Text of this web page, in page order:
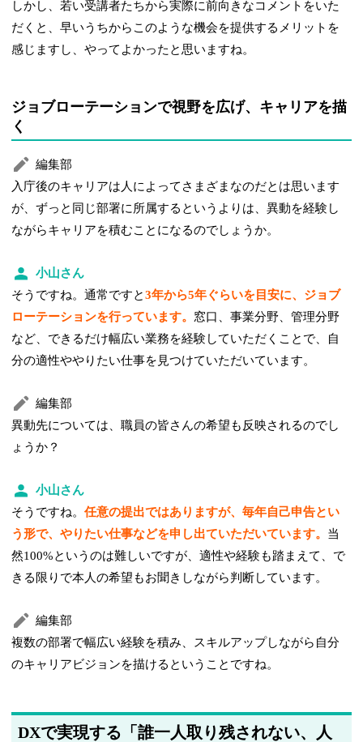
しかし、若い受講者たちから実際に前向きなコメントをいた
だくと、早いうちからこのような機会を提供するメリットを
感じますし、やってよかったと思いますね。
ジョブローテーションで視野を広げ、キャリアを描
く
編集部
入庁後のキャリアは人によってさまざまなのだとは思います
が、ずっと同じ部署に所属するというよりは、異動を経験し
ながらキャリアを積むことになるのでしょうか。
小山さん
そうですね。通常ですと3年から5年ぐらいを目安に、ジョブ
ローテーションを行っています。 窓口、事業分野、管理分野
など、できるだけ幅広い業務を経験していただくことで、自
分の適性ややりたい仕事を見つけていただいています。
編集部
異動先については、職員の皆さんの希望も反映されるのでし
ょうか？
小山さん
そうですね。任意の提出ではありますが、毎年自己申告とい
う形で、やりたい仕事などを申し出ていただいています。 当
然100%というのは難しいですが、適性や経験も踏まえて、で
きる限りで本人の希望もお聞きしながら判断しています。
編集部
複数の部署で幅広い経験を積み、スキルアップしながら自分
のキャリアビジョンを描けるということですね。
DXで実現する「誰一人取り残されない、人